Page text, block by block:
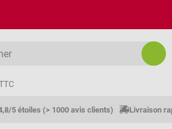
5 étoiles (> 1000 avis clients) Livraison